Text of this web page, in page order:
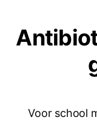
Voor school